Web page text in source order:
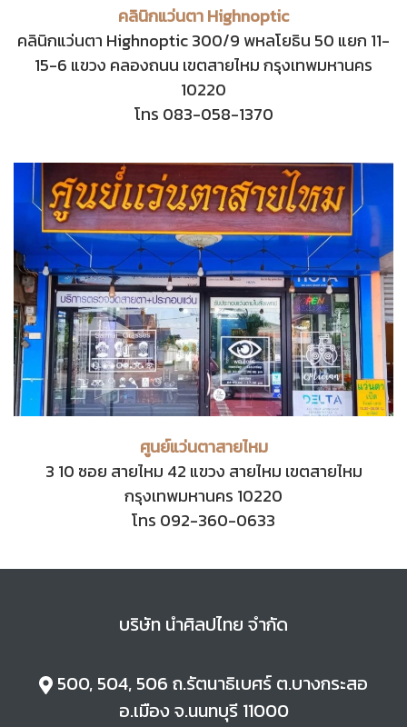
คลินิกแว่นตา Highnoptic
คลินิกแว่นตา Highnoptic 300/9 พหลโยธิน 50 แยก 11-
15-6 แขวง คลองถนน เขตสายไหม กรุงเทพมหานคร
10220
โทร 083-058-1370
ศูนย์แว่นตาสายไหม
3 10 ซอย สายไหม 42 แขวง สายไหม เขตสายไหม
กรุงเทพมหานคร 10220
โทร 092-360-0633
บริษัท นำศิลปไทย จำกัด
500, 504, 506 ถ.รัตนาธิเบศร์ ต.บางกระสอ
อ.เมือง จ.นนทบุรี 11000